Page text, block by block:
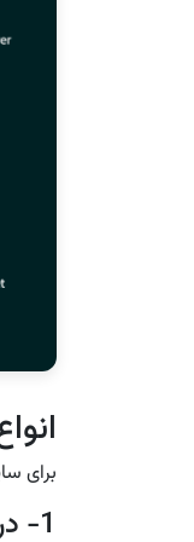
برای
1- درگاه پرداخت مستقیم (اختصاصی)